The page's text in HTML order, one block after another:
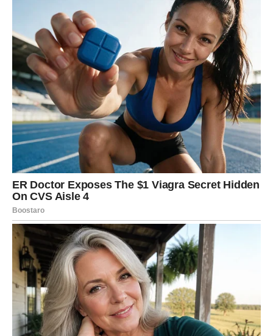
U vezi: stabilizacija, ali i potreba da se izgovori istina. Ako
vas nešto boli, više ne možete glumiti da je sve u redu.
Slobodni Bikovi mogu se setiti bivše ljubavi ili dobiti
poruku koja budi emocije. Ali ovaj put morate gledati
realno: da li se osoba promenila ili se samo vraća iz
navike?
Posao
Dobar period za dogovore, planove, postavljanje ciljeva.
Bik sada vidi jasnije šta mu se isplati, a šta ne.
Novac
Moguća lepa vest ili manji dobitak. Takođe, prilika da
zatvorite neki dug, ili da pronađete pametniji način
upravljanja novcem.
Poruka sedmice:Mir je vaša priroda – ali granice su vaša